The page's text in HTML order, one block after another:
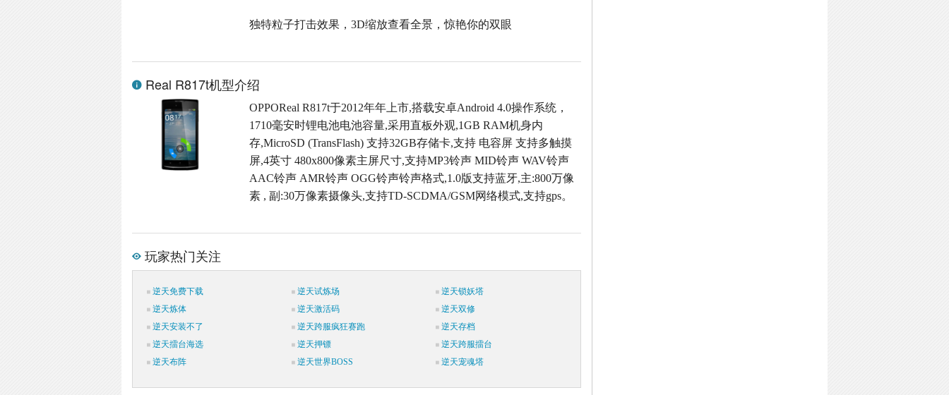
独特粒子打击效果，3D缩放查看全景，惊艳你的双眼
Real R817t机型介绍
OPPOReal R817t于2012年年上市,搭载安卓Android 4.0操作系统，
1710毫安时锂电池电池容量,采用直板外观,1GB RAM机身内
存,MicroSD (TransFlash) 支持32GB存储卡,支持 电容屏 支持多触摸
屏,4英寸 480x800像素主屏尺寸,支持MP3铃声 MID铃声 WAV铃声
AAC铃声 AMR铃声 OGG铃声铃声格式,1.0版支持蓝牙,主:800万像
素 , 副:30万像素摄像头,支持TD-SCDMA/GSM网络模式,支持gps。
玩家热门关注
逆天免费下载 逆天试炼场
逆天锁妖塔
逆天炼体
逆天激活码
逆天双修
逆天安装不了
逆天跨服疯狂赛跑
逆天存档
逆天擂台海选
逆天押镖
逆天跨服擂台
逆天布阵
逆天世界BOSS 逆天宠魂塔